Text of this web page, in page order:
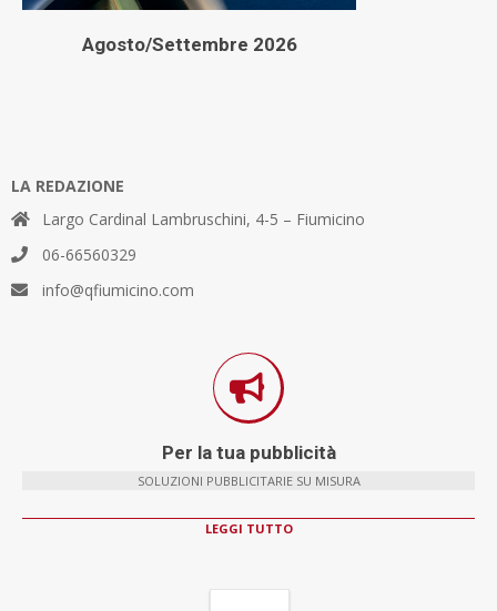
Agosto/Settembre 2026
LA REDAZIONE
Largo Cardinal Lambruschini, 4-5 – Fiumicino
06-66560329
info@qfiumicino.com
Per la tua pubblicità
SOLUZIONI PUBBLICITARIE SU MISURA
LEGGI TUTTO